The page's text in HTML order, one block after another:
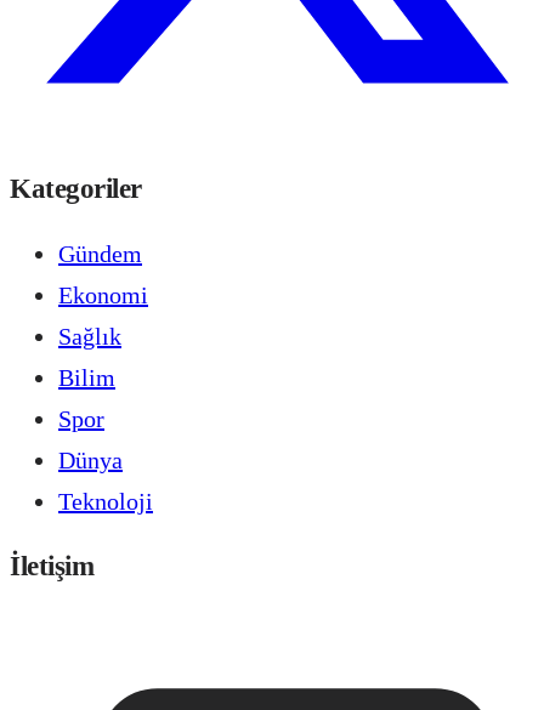
Kategoriler
Gündem
Ekonomi
Sağlık
Bilim
Spor
Dünya
Teknoloji
İletişim